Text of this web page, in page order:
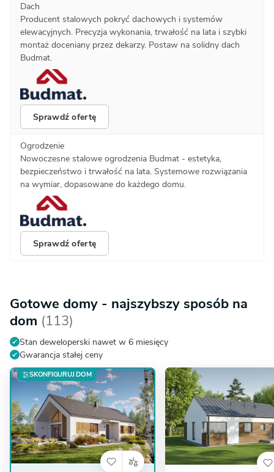
Dach
Producent stalowych pokryć dachowych i systemów
elewacyjnych. Precyzja wykonania, trwałość na lata i szybki
montaż doceniany przez dekarzy. Postaw na solidny dach
Budmat.
Sprawdź ofertę
Ogrodzenie
Nowoczesne stalowe ogrodzenia Budmat - estetyka,
bezpieczeństwo i trwałość na lata. Systemowe rozwiązania
na wymiar, dopasowane do każdego domu.
Sprawdź ofertę
Gotowe domy - najszybszy sposób na
dom (113)
Stan deweloperski nawet w 6 miesięcy
Gwarancja stałej ceny
SKONFIGURUJ DOM